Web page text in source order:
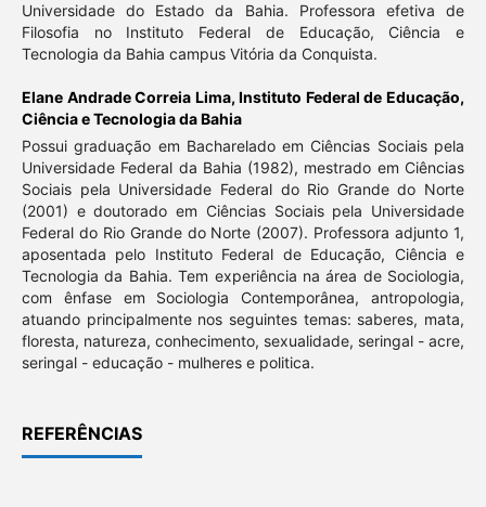
Universidade do Estado da Bahia. Professora efetiva de
Filosofia no Instituto Federal de Educação, Ciência e
Tecnologia da Bahia campus Vitória da Conquista.
Elane Andrade Correia Lima,Instituto Federal de Educação,
Ciência e Tecnologia da Bahia
Possui graduação em Bacharelado em Ciências Sociais pela
Universidade Federal da Bahia (1982), mestrado em Ciências
Sociais pela Universidade Federal do Rio Grande do Norte
(2001) e doutorado em Ciências Sociais pela Universidade
Federal do Rio Grande do Norte (2007). Professora adjunto 1,
aposentada pelo Instituto Federal de Educação, Ciência e
Tecnologia da Bahia. Tem experiência na área de Sociologia,
com ênfase em Sociologia Contemporânea, antropologia,
atuando principalmente nos seguintes temas: saberes, mata,
floresta, natureza, conhecimento, sexualidade, seringal - acre,
seringal - educação - mulheres e politica.
REFERÊNCIAS